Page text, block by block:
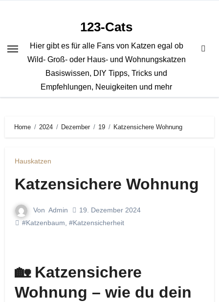
123-Cats
Hier gibt es für alle Fans von Katzen egal ob
Wild- Groß- oder Haus- und Wohnungskatzen
Basiswissen, DIY Tipps, Tricks und
Empfehlungen, Neuigkeiten und mehr
Home 2024 Dezember 19 Katzensichere Wohnung
Hauskatzen
Katzensichere Wohnung
Von Admin
19. Dezember 2024
#Katzenbaum #Katzensicherheit
🏡 Katzensichere
Wohnung – wie du dein